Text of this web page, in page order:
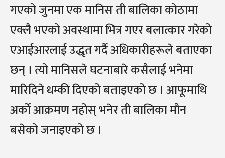
गएको जुनमा एक मानिस ती बालिका कोठामा
एक्लै भएको अवस्थामा भित्र गएर बलात्कार गरेको
एआईआरलाई उद्धृत गर्दै अधिकारीहरूले बताएका
छन् । त्यो मानिसले घटनाबारे कसैलाई भनेमा
मारिदिने धम्की दिएको बताइएको छ । आफूमाथि
अर्को आक्रमण नहोस् भनेर ती बालिका मौन
बसेको जनाइएको छ ।